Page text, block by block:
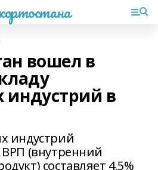
вошел в
индустрий в
индустрий
(внутренний
составляет 4,5%